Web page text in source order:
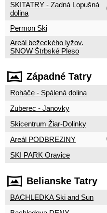
SKITATRY - Zadná Lopušná
dolina
Permon Ski
Areál bežeckého lyžov.
SNOW Štrbské Pleso
Západné Tatry
Roháče - Spálená dolina
Zuberec - Janovky
Skicentrum Žiar-Dolinky
Areál PODBREZINY
SKI PARK Oravice
Belianske Tatry
BACHLEDKA Ski and Sun